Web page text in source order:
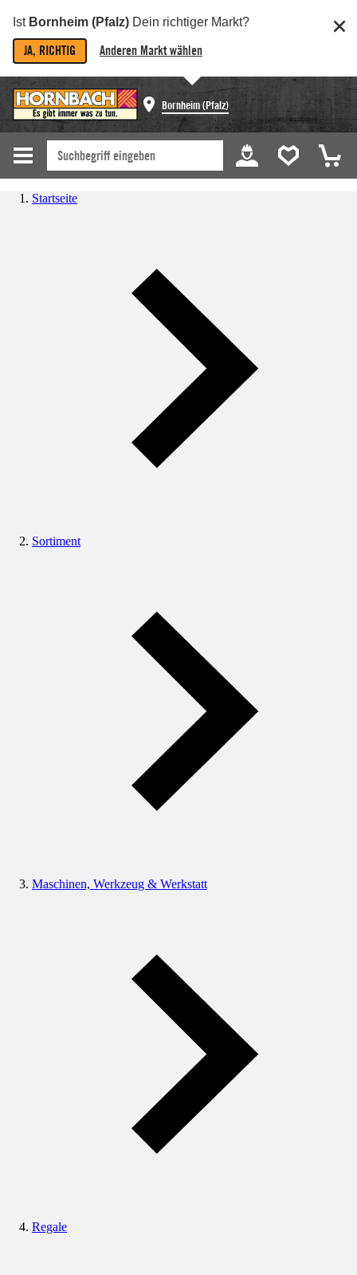
Ist Bornheim (Pfalz) Dein richtiger Markt?
JA, RICHTIG Anderen Markt wählen
Bornheim (Pfalz)
Startseite
Sortiment
Maschinen, Werkzeug & Werkstatt
Regale